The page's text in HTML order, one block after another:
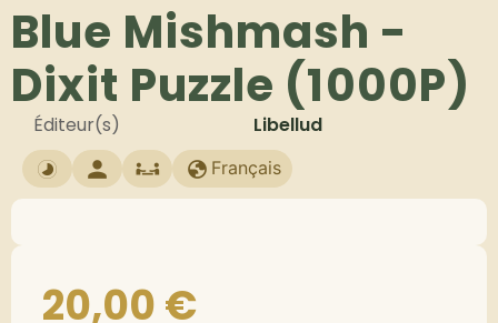
Blue Mishmash -
Dixit Puzzle (1000P)
Éditeur(s) Libellud
Français
20,00€